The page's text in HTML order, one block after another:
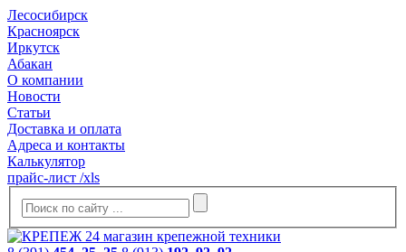
Лесосибирск
Красноярск
Иркутск
Абакан
О компании
Новости
Статьи
Доставка и оплата
Адреса и контакты
Калькулятор
прайс-лист /xls